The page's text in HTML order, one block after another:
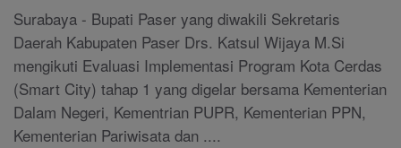
Surabaya - Bupati Paser yang diwakili Sekretaris
Daerah Kabupaten Paser Drs. Katsul Wijaya M.Si
mengikuti Evaluasi Implementasi Program Kota Cerdas
(Smart City) tahap 1 yang digelar bersama Kementerian
Dalam Negeri, Kementrian PUPR, Kementerian PPN,
Kementerian Pariwisata dan ....